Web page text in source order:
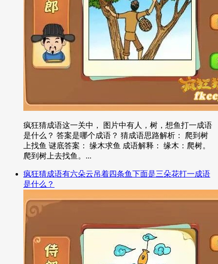
疯狂猜成语这一关中， 图片中有人，树，想鱼打一成语
是什么？ 答案是哪个成语？ 猜成语思路解析： 爬到树
上找鱼 谜底答案： 缘木求鱼 成语解释： 缘木：爬树。
爬到树上去找鱼。...
疯狂猜成语有六朵云吊着四条鱼下面是三朵花打一成语
是什么？